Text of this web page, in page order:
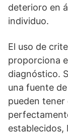
deterioro en
individuo.
El uso de
proporciona
diagnóstico.
una fuente
pueden tener
establecidos,